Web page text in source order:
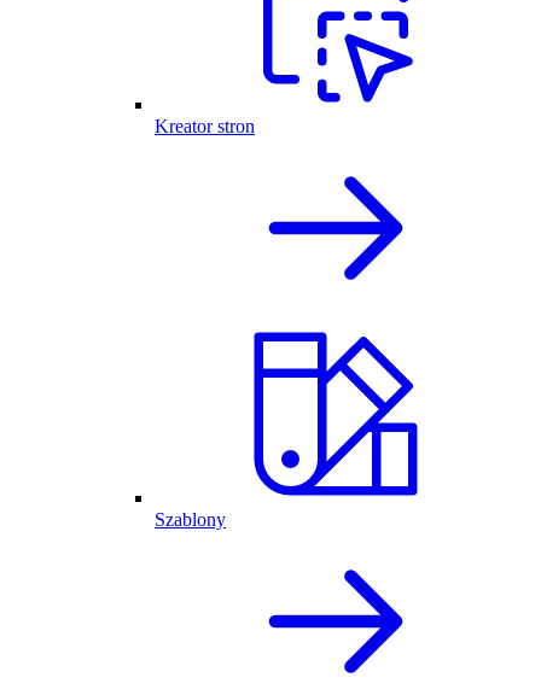
Kreator stron
Szablony